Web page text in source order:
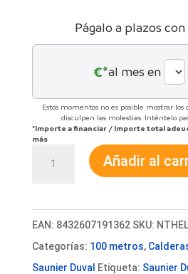
Págalo a plazos con
€*al mes en
Estos momentos no es posible mostrar
disculpen las molestias. Inténtelo
*Importe a financiar / Importe total
más
Saunier
Duval
Thelia
Añadir al
EAN: 8432607191362 SKU:
Categorías: 100 metros,
Saunier Duval
Etiqueta: Saunier